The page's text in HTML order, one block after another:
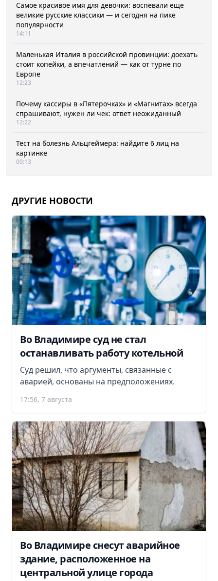
Самое красивое имя для девочки: воспевали еще
великие русские классики — и сегодня на пике
популярности
14:11
Маленькая Италия в российской провинции: доехать
стоит копейки, а впечатлений — как от турне по
Европе
12:23
Почему кассиры в «Пятерочках» и «Магнитах» всегда
спрашивают, нужен ли чек: ответ неожиданный
12:22
Тест на болезнь Альцгеймера: найдите 6 лиц на
картинке
09:13
ДРУГИЕ НОВОСТИ
Во Владимире суд не стал
останавливать работу котельной
Суд решил, что аргументы, связанные с
аварией, основаны на предположениях.
17:56, 7 августа
Во Владимире снесут аварийное
здание, расположенное на
центральной улице города